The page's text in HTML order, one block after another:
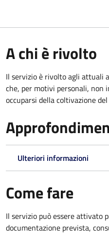
A chi è rivolto
Il servizio è rivolto agli attuali
che, per motivi personali, non
occuparsi della coltivazione
Ulteriori informazioni
Come fare
Il servizio può essere attivato
documentazione prevista,